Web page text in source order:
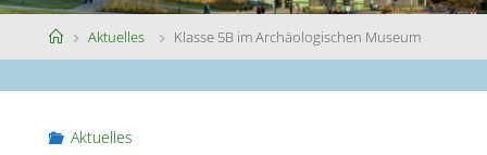
MS
EE
HomeAktuelles Klasse 5B im Archäologischen Museum
Aktuelles